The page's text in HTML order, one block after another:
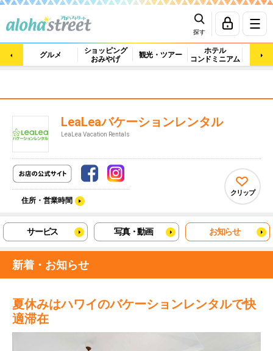
探す
グルメ
ショッピング
おみやげ
観光・ツアー
ホテル
コンドミニアム
マッ
LeaLeaバケーションレンタル
LeaLea Vacation Rentals
住所・営業時間
クリップ
サービス 写真・動画 お知らせ
新着・お知らせ
夏休みはハワイのバケーションレンタルで快
適滞在